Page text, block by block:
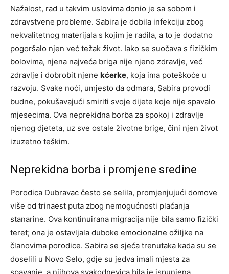
Nažalost, rad u takvim uslovima donio je sa sobom i
zdravstvene probleme. Sabira je dobila infekciju zbog
nekvalitetnog materijala s kojim je radila, a to je dodatno
pogoršalo njen već težak život. Iako se suočava s fizičkim
bolovima, njena najveća briga nije njeno zdravlje, već
zdravlje i dobrobit njene kćerke, koja ima poteškoće u
razvoju. Svake noći, umjesto da odmara, Sabira provodi
budne, pokušavajući smiriti svoje dijete koje nije spavalo
mjesecima. Ova neprekidna borba za spokoj i zdravlje
njenog djeteta, uz sve ostale životne brige, čini njen život
izuzetno teškim.
Neprekidna borba i promjene sredine
Porodica Dubravac često se selila, promjenjujući domove
više od trinaest puta zbog nemogućnosti plaćanja
stanarine. Ova kontinuirana migracija nije bila samo fizički
teret; ona je ostavljala duboke emocionalne ožiljke na
članovima porodice. Sabira se sjeća trenutaka kada su se
doselili u Novo Selo, gdje su jedva imali mjesta za